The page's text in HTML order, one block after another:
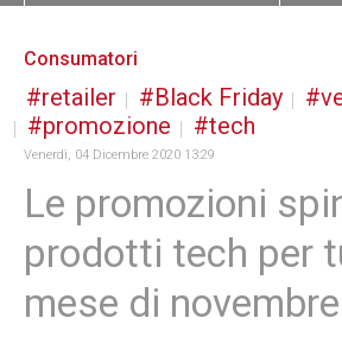
Consumatori
retailer Black Friday
promozione
tech
Venerdì, 04 Dicembre 2020 13:29
Le promozioni
prodotti tech per
mese di novembre